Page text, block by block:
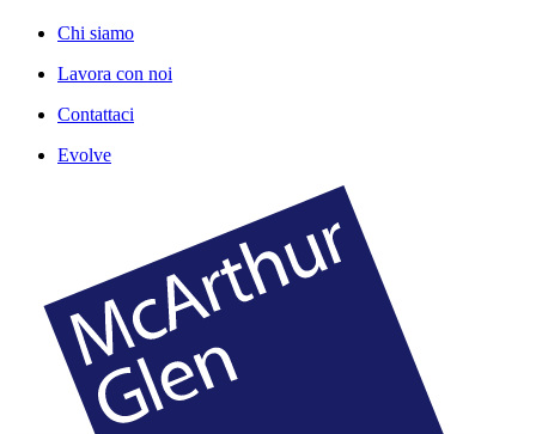
Chi siamo
Lavora con noi
Contattaci
Evolve